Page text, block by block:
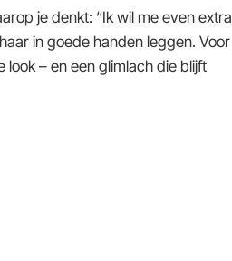
je denkt: “Ik wil me even extra
in goede handen leggen. Voor
look – en een glimlach die blijft